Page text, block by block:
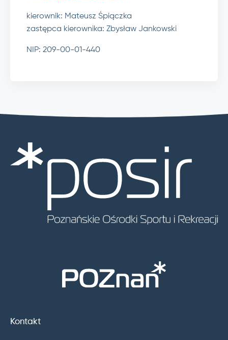
kierownik: Mateusz Śpiączka
zastępca kierownika: Zbysław Jankowski
NIP: 209-00-01-440
Kontakt